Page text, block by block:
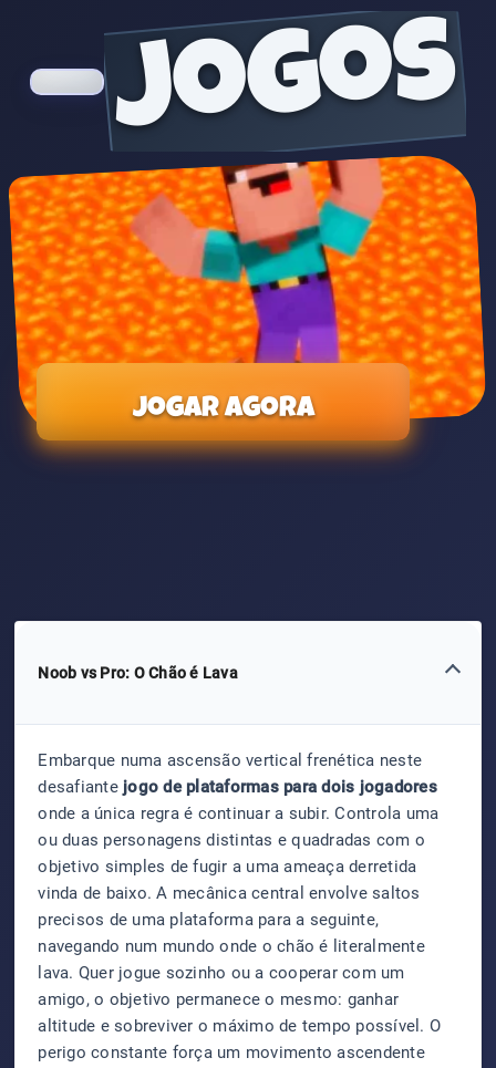
jogos
Jogar agora
Noob vs Pro: O Chão é Lava
Embarque numa ascensão vertical frenética neste
desafiante jogo de plataformas para dois jogadores
onde a única regra é continuar a subir. Controla uma
ou duas personagens distintas e quadradas com o
objetivo simples de fugir a uma ameaça derretida
vinda de baixo. A mecânica central envolve saltos
precisos de uma plataforma para a seguinte,
navegando num mundo onde o chão é literalmente
lava. Quer jogue sozinho ou a cooperar com um
amigo, o objetivo permanece o mesmo: ganhar
altitude e sobreviver o máximo de tempo possível. O
perigo constante força um movimento ascendente